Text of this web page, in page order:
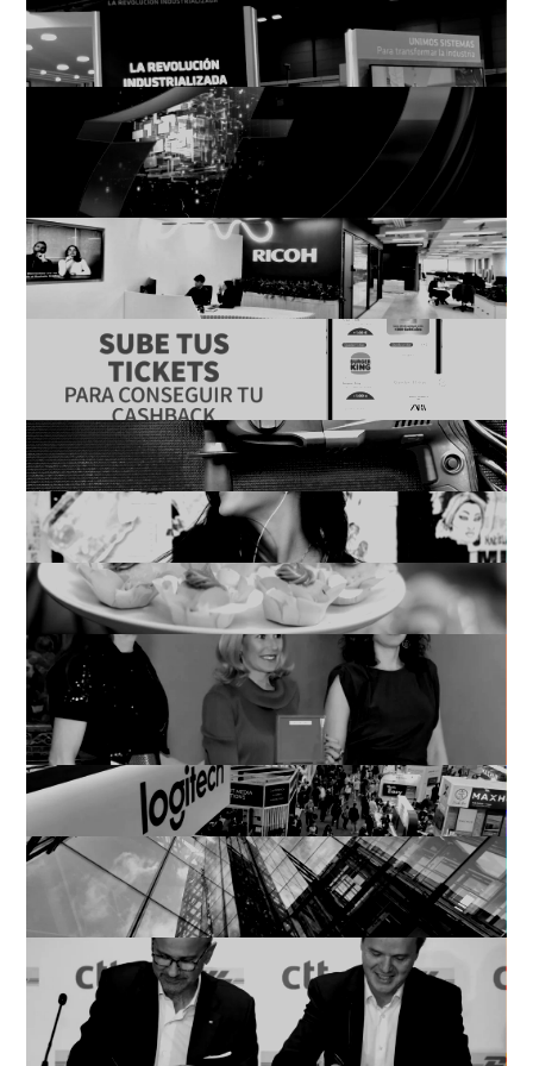
stand en una experiencia de
marca 360º
Trend Micro | De la estrategia
a los resultados: cómo
consolidar la notoriedad en
solo seis meses
Ricoh España y Portugal | Una
estrategia de PR que conecta
con todos sus públicos
Gelt | Estrategia de
comunicación y relación con
medios
Bosch Herramientas |
Estrategia con Influencers
Cruz Roja Juventud | 12
meses, 12 causas
Granier | Estrategia de Social
Media y viralidad
Madrid Open Cities Awards
2025 | Cuando la
comunicación estratégica
marca la diferencia
Logitech | Gestión integral de
la comunicación – ISE 2025
LUMON | Cómo posicionar
una marca a través de la
comunicación
CTT y DHL | Estrategia de
comunicación para anunciar
el nacimiento de un líder
logístico